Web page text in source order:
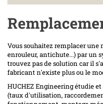
Vous souhaitez remplacer une
enrouleur, antichute...) par un
trouvez pas de solution car il
fabricant n'existe plus ou le
HUCHEZ Engineering étudie
(taux d'utilisation,